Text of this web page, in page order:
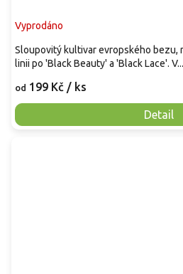
Vyprodáno
od 199 Kč / ks
Detail
Sloupovitý kultivar evropského bezu,
linii po 'Black Beauty' a 'Black Lace'. V...